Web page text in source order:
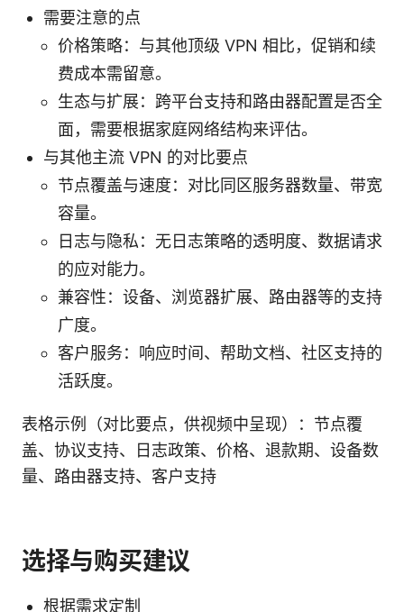
需要注意的点
价格策略：与其他顶级 VPN 相比，促销和续
费成本需留意。
生态与扩展：跨平台支持和路由器配置是否全
面，需要根据家庭网络结构来评估。
与其他主流 VPN 的对比要点
节点覆盖与速度：对比同区服务器数量、带宽
容量。
日志与隐私：无日志策略的透明度、数据请求
的应对能力。
兼容性：设备、浏览器扩展、路由器等的支持
广度。
客户服务：响应时间、帮助文档、社区支持的
活跃度。
表格示例（对比要点，供视频中呈现）：节点覆
盖、协议支持、日志政策、价格、退款期、设备数
量、路由器支持、客户支持
选择与购买建议
根据需求定制